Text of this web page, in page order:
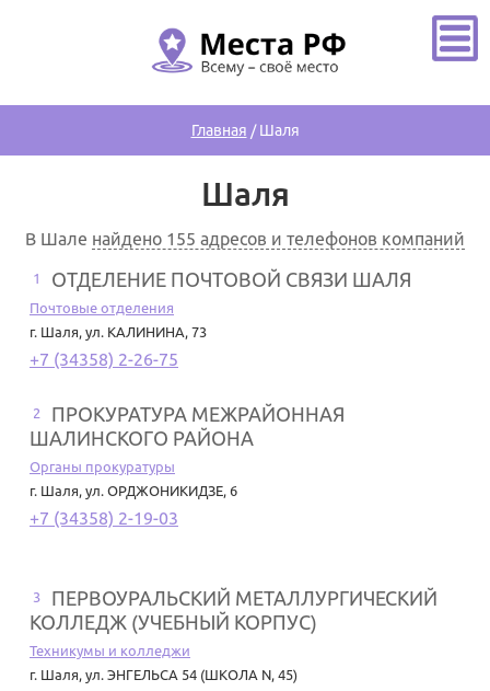
Главная /Шаля
Шаля
В Шале найдено 155 адресов и телефонов компаний
1 ОТДЕЛЕНИЕ ПОЧТОВОЙ СВЯЗИ ШАЛЯ
Почтовые отделения
г. Шаля, ул. КАЛИНИНА, 73
+7 (34358) 2-26-75
2
ПРОКУРАТУРА МЕЖРАЙОННАЯ
ШАЛИНСКОГО РАЙОНА
Органы прокуратуры
г. Шаля, ул. ОРДЖОНИКИДЗЕ, 6
+7 (34358) 2-19-03
3
ПЕРВОУРАЛЬСКИЙ МЕТАЛЛУРГИЧЕСКИЙ
КОЛЛЕДЖ (УЧЕБНЫЙ КОРПУС)
Техникумы и колледжи
г. Шаля, ул. ЭНГЕЛЬСА 54 (ШКОЛА N, 45)